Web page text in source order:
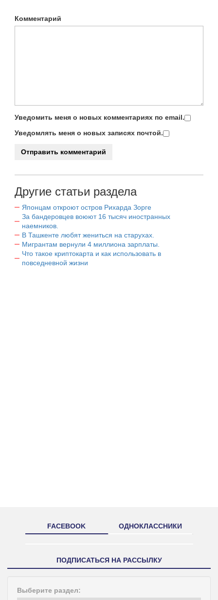
Комментарий
Уведомить меня о новых комментариях по email.
Уведомлять меня о новых записях почтой.
Другие статьи раздела
Японцам откроют остров Рихарда Зорге
За бандеровцев воюют 16 тысяч иностранных
наемников.
В Ташкенте любят жениться на старухах.
Мигрантам вернули 4 миллиона зарплаты.
Что такое криптокарта и как использовать в
повседневной жизни
FACEBOOK ОДНОКЛАССНИКИ
ПОДПИСАТЬСЯ НА РАССЫЛКУ
Выберите раздел: